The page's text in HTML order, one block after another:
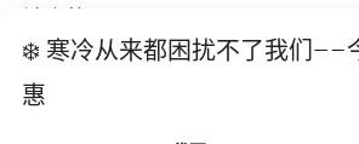
❄️ 寒冷从来都困扰不了我们——
惠
社会的
Instagram